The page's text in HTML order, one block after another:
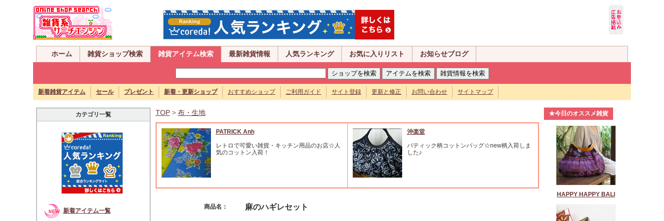
ホーム 雑貨ショップ検索 雑貨アイテム検索 最新雑貨情報 人気ランキング お気に入りリスト お知らせブログ
新着雑貨アイテム セール プレゼント 新着・更新ショップ おすすめショップ ご利用ガイド サイト登録 更新と修正 お問い合わせ サイトマップ
カテゴリ一覧
新着アイテム一覧
TOP> 布・生地
PATRICK Anh
レトロで可愛い雑貨・キッチン用品のお店☆人
気のコットン入荷！
沖楽堂
バティック柄コットンバッグ☆new柄入荷しま
した♪
商品名： 麻のハギレセット
★今日のオススメ雑貨
HAPPY HAPPY BALI